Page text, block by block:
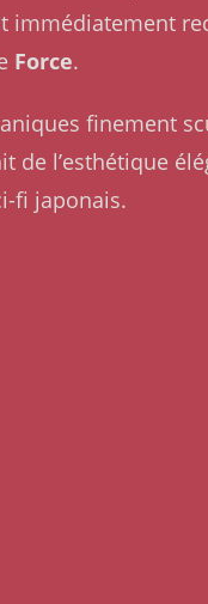
immédiatement
Force.
finement
l’esthétique
fi japonais.